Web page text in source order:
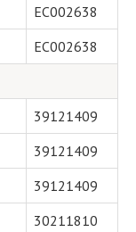
EC002638
EC002638
39121409
39121409
39121409
30211810